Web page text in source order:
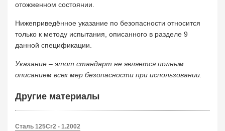
отожженном состоянии.
Нижеприведённое указание по безопасности относится
только к методу испытания, описанного в разделе 9
данной спецификации.
Указание – этот стандарт не является полным
описанием всех мер безопасности при использовании.
Другие материалы
Сталь 125Cr2 - 1.2002